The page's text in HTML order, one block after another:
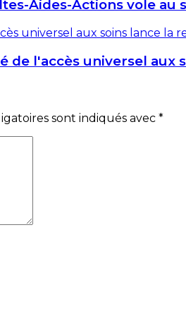
Aides-Actions vole
l'accès universel aux
sont indiqués avec *